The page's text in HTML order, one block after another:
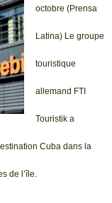
octobre (Prensa
Latina) Le groupe
touristique
allemand FTI
Touristik a
Cuba dans la
de l’île.